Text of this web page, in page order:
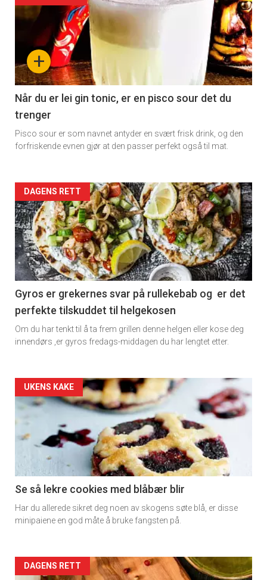
detail
section
11
+
Når du er lei gin tonic, er en pisco sour det du
trenger
Pisco sour er som navnet antyder en svært frisk drink, og den
forfriskende evnen gjør at den passer perfekt også til mat.
Artikler
detail
-
section
11
Dagens
rett
DAGENS RETT
Gyros er grekernes svar på rullekebab og er det
perfekte tilskuddet til helgekosen
Om du har tenkt til å ta frem grillen denne helgen eller kose deg
innendørs ,er gyros fredags-middagen du har lengtet etter.
Artikler
detail
-
section
11
Dagens
UKENS KAKE
Se så lekre cookies med blåbær blir
Har du allerede sikret deg noen av skogens søte blå, er disse
minipaiene en god måte å bruke fangsten på.
Artikler
DAGENS RETT